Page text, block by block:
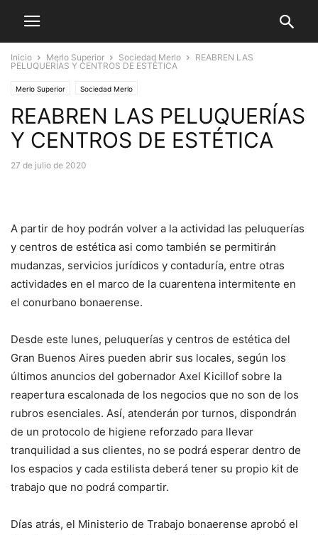
Inicio Merlo Superior Sociedad Merlo
REABREN LAS
PELUQUERÍAS Y CENTROS DE ESTÉTICA
Merlo Superior Sociedad Merlo
REABREN LAS PELUQUERÍAS
Y CENTROS DE ESTÉTICA
27 de julio de 2020
A partir de hoy podrán volver a la actividad las peluquerías
y centros de estética asi como también se permitirán
mudanzas, servicios jurídicos y contaduría, entre otras
actividades en el marco de la cuarentena intermitente en
el conurbano bonaerense.
Desde este lunes, peluquerías y centros de estética del
Gran Buenos Aires pueden abrir sus locales, según los
últimos anuncios del gobernador Axel Kicillof sobre la
reapertura escalonada de los negocios que no son de los
rubros esenciales. Así, atenderán por turnos, dispondrán
de un protocolo de higiene reforzado para llevar
tranquilidad a sus clientes, no se podrá esperar dentro de
los espacios y cada estilista deberá tener su propio kit de
trabajo que no podrá compartir.
Días atrás, el Ministerio de Trabajo bonaerense aprobó el